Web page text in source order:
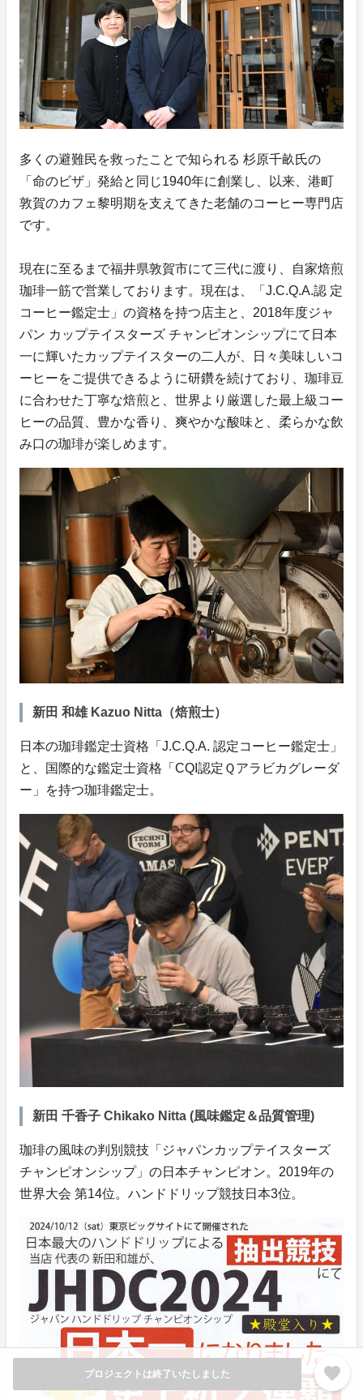
プロジェクトは終了いたしました favorite
多くの避難民を救ったことで知られる 杉原千畝氏の
「命のビザ」発給と同じ1940年に創業し、以来、港町
敦賀のカフェ黎明期を支えてきた老舗のコーヒー専門店
です。
現在に至るまで福井県敦賀市にて三代に渡り、自家焙煎
珈琲一筋で営業しております。現在は、「J.C.Q.A.認 定
コーヒー鑑定士」の資格を持つ店主と、2018年度ジャ
パン カップテイスターズ チャンピオンシップにて日本
一に輝いたカップテイスターの二人が、日々美味しいコ
ーヒーをご提供できるように研鑽を続けており、珈琲豆
に合わせた丁寧な焙煎と、世界より厳選した最上級コー
ヒーの品質、豊かな香り、爽やかな酸味と、柔らかな飲
み口の珈琲が楽しめます。
新田 和雄 Kazuo Nitta（焙煎士）
日本の珈琲鑑定士資格「J.C.Q.A. 認定コーヒー鑑定士」
と、国際的な鑑定士資格「CQI認定Ｑアラビカグレーダ
ー」を持つ珈琲鑑定士。
新田 千香子 Chikako Nitta (風味鑑定＆品質管理)
珈琲の風味の判別競技「ジャパンカップテイスターズ
チャンピオンシップ」の日本チャンピオン。2019年の
世界大会 第14位。ハンドドリップ競技日本3位。